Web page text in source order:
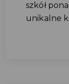
szkół
unikalne